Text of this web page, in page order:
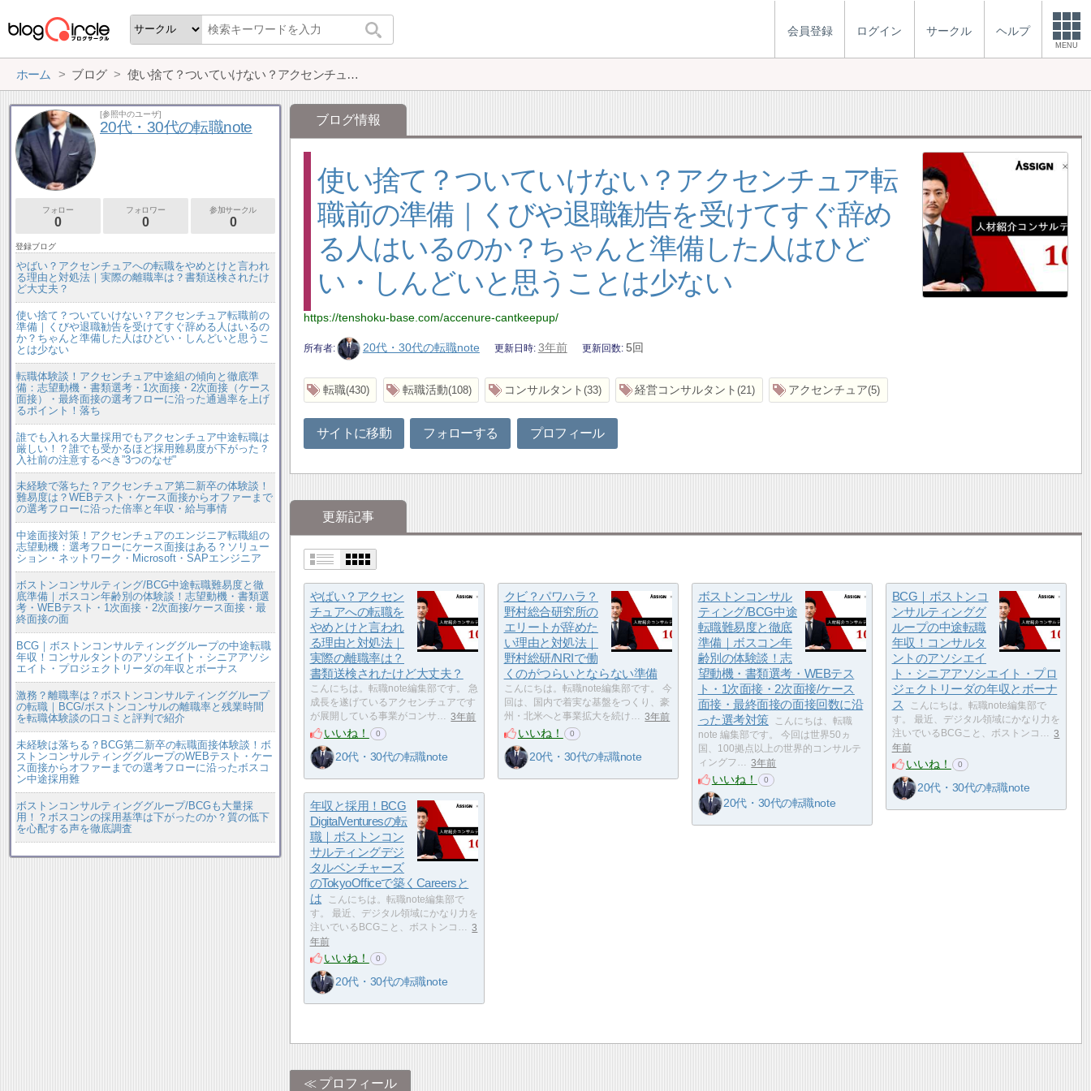
会員登録 ログイン サークル ヘルプ
MENU
ホーム ブログ 使い捨て？ついていけない？アクセンチュア転職前の準備｜くびや退職勧告を受けてすぐ辞める人はいるのか？ちゃんと準備した人はひどい・しんどいと思うことは少ない
ブログ情報
使い捨て？ついていけない？アクセンチュア転
職前の準備｜くびや退職勧告を受けてすぐ辞め
る人はいるのか？ちゃんと準備した人はひど
い・しんどいと思うことは少ない
https://tenshoku-base.com/accenure-cantkeepup/
所有者 20代・30代の転職note 更新日時 3年前 更新回数 5回
転職 430 転職活動 108 コンサルタント 33 経営コンサルタント 21 アクセンチュア 5
サイトに移動 フォローする プロフィール
更新記事
やばい？アクセン
チュアへの転職を
やめとけと言われ
る理由と対処法｜
実際の離職率は？
書類送検されたけど大丈夫？
こんにちは。転職note編集部です。 急
成長を遂げているアクセンチュアです
が展開している事業がコンサ… 3年前
いいね！ 0
20代・30代の転職note
クビ？パワハラ？
野村総合研究所の
エリートが辞めた
い理由と対処法｜
野村総研/NRIで働
くのがつらいとならない準備
こんにちは。転職note編集部です。 今
回は、国内で着実な基盤をつくり、豪
州・北米へと事業拡大を続け… 3年前
いいね！ 0
20代・30代の転職note
ボストンコンサル
ティング/BCG中途
転職難易度と徹底
準備｜ボスコン年
齢別の体験談！志
望動機・書類選考・WEBテス
ト・1次面接・2次面接/ケース
面接・最終面接の面接回数に沿
った選考対策
こんにちは、転職
note 編集部です。 今回は世界50ヵ
国、100拠点以上の世界的コンサルテ
ィングフ… 3年前
いいね！ 0
20代・30代の転職note
BCG｜ボストンコ
ンサルティンググ
ループの中途転職
年収！コンサルタ
ントのアソシエイ
ト・シニアアソシエイト・プロ
ジェクトリーダの年収とボーナ
ス
こんにちは。転職note編集部で
す。 最近、デジタル領域にかなり力を
注いでいるBCGこと、ボストンコ… 3
年前
いいね！ 0
20代・30代の転職note
年収と採用！BCG
DigitalVenturesの転
職｜ボストンコン
サルティングデジ
タルベンチャーズ
のTokyoOfficeで築くCareersと
は
こんにちは。転職note編集部で
す。 最近、デジタル領域にかなり力を
注いでいるBCGこと、ボストンコ… 3
年前
いいね！ 0
20代・30代の転職note
プロフィール
[参照中のユーザ]
20代・30代の転職note
フォロー
0
フォロワー
0
参加サークル
0
登録ブログ
やばい？アクセンチュアへの転職をやめとけと言われ
る理由と対処法｜実際の離職率は？書類送検されたけ
ど大丈夫？
使い捨て？ついていけない？アクセンチュア転職前の
準備｜くびや退職勧告を受けてすぐ辞める人はいるの
か？ちゃんと準備した人はひどい・しんどいと思うこ
とは少ない
転職体験談！アクセンチュア中途組の傾向と徹底準
備：志望動機・書類選考・1次面接・2次面接（ケース
面接）・最終面接の選考フローに沿った通過率を上げ
るポイント！落ち
誰でも入れる大量採用でもアクセンチュア中途転職は
厳しい！？誰でも受かるほど採用難易度が下がった？
入社前の注意するべき”3つのなぜ”
未経験で落ちた？アクセンチュア第二新卒の体験談！
難易度は？WEBテスト・ケース面接からオファーまで
の選考フローに沿った倍率と年収・給与事情
中途面接対策！アクセンチュアのエンジニア転職組の
志望動機：選考フローにケース面接はある？ソリュー
ション・ネットワーク・Microsoft・SAPエンジニア
ボストンコンサルティング/BCG中途転職難易度と徹
底準備｜ボスコン年齢別の体験談！志望動機・書類選
考・WEBテスト・1次面接・2次面接/ケース面接・最
終面接の面
BCG｜ボストンコンサルティンググループの中途転職
年収！コンサルタントのアソシエイト・シニアアソシ
エイト・プロジェクトリーダの年収とボーナス
激務？離職率は？ボストンコンサルティンググループ
の転職｜BCG/ボストンコンサルの離職率と残業時間
を転職体験談の口コミと評判で紹介
未経験は落ちる？BCG第二新卒の転職面接体験談！ボ
ストンコンサルティンググループのWEBテスト・ケー
ス面接からオファーまでの選考フローに沿ったボスコ
ン中途採用難
ボストンコンサルティンググループ/BCGも大量採
用！？ボスコンの採用基準は下がったのか？質の低下
を心配する声を徹底調査